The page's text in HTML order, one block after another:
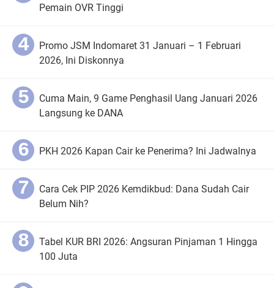
Pemain OVR Tinggi
Promo JSM Indomaret 31 Januari – 1 Februari
2026, Ini Diskonnya
Cuma Main, 9 Game Penghasil Uang Januari 2026
Langsung ke DANA
PKH 2026 Kapan Cair ke Penerima? Ini Jadwalnya
Cara Cek PIP 2026 Kemdikbud: Dana Sudah Cair
Belum Nih?
Tabel KUR BRI 2026: Angsuran Pinjaman 1 Hingga
100 Juta